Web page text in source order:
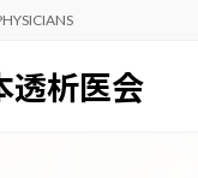
透析医会